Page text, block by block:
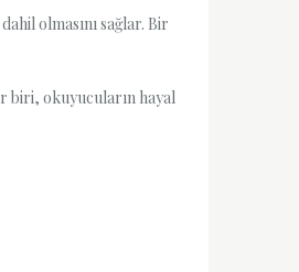
olmasını sağlar. Bir
biri, okuyucuların hayal